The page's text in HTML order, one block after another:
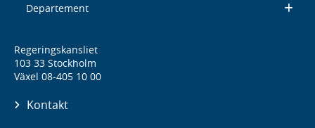
Departement
Regeringskansliet
103 33 Stockholm
Växel 08-405 10 00
Kontakt